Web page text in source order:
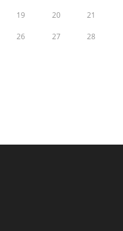
19 20 21
26 27 28